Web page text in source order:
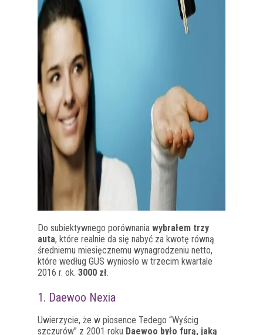
Do subiektywnego porównania wybrałem trzy
auta, które realnie da się nabyć za kwotę równą
średniemu miesięcznemu wynagrodzeniu netto,
które według GUS wyniosło w trzecim kwartale
2016 r. ok. 3000 zł.
1. Daewoo Nexia
Uwierzycie, że w piosence Tedego “Wyścig
szczurów” z 2001 roku Daewoo było furą, jaką